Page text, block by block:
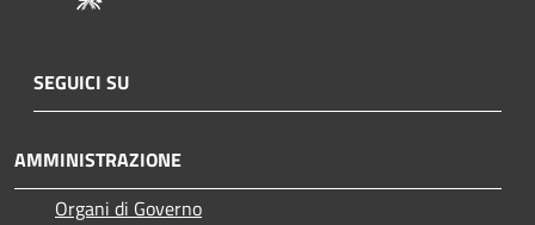
SEGUICI SU
AMMINISTRAZIONE
Organi di Governo